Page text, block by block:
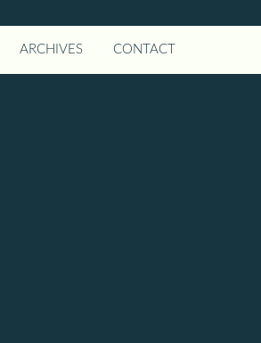
ARCHIVES CONTACT